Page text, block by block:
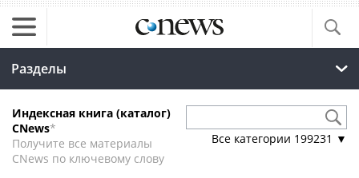
Разделы
Индексная книга (каталог)
CNews*
Получите все материалы
CNews по ключевому слову
Все категории 199231 ▼